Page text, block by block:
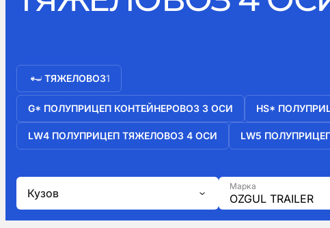
ТЯЖЕЛОВОЗ1
G* ПОЛУПРИЦЕП КОНТЕЙНЕРОВОЗ 3 ОСИ HS*
LW4 ПОЛУПРИЦЕП ТЯЖЕЛОВОЗ 4 ОСИ LW5
Кузов
Марка
OZGUL TRAILER